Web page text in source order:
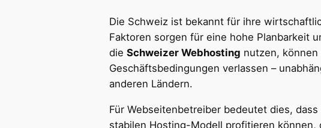
Die Schweiz ist bekannt für ihre
Faktoren sorgen für eine hohe Planbarkeit
die Schweizer Webhosting nutzen,
Geschäftsbedingungen verlassen –
anderen Ländern.
Für Webseitenbetreiber bedeutet dies,
stabilen Hosting-Modell profitieren